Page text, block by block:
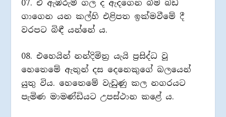
07. ඒ ඇඹරුම් ගල ද ඇදගෙන බිම බඩ
ගාගෙන යන කල්හි එළිපත ඉක්මවීමේ දී
වරපට බිඳී යන්නේ ය.
08. එහෙයින් නන්දිමිත්‍ර යැයි ප්‍රසිද්ධ වූ
හෙතෙමේ ඇතුන් දස දෙනෙකුගේ බලයෙන්
යුතු විය. හෙතෙමේ වැඩුණු කල නගරයට
පැමිණ මාමණ්ඩියට උපස්ථාන කළේ ය.